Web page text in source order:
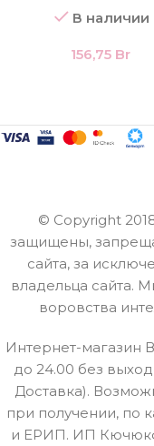
В наличии
156,75 Br
© Copyright
защищены,
сайта, за
владельца сайта.
воровства
Интернет-магазин
до 24.00 без
Доставка).
при получении, по
и ЕРИП. ИП